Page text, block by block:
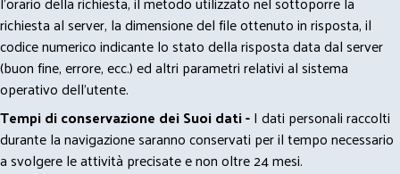
richiesta al server, la dimensione del file ottenuto in risposta, il
codice numerico indicante lo stato della risposta data dal server
(buon fine, errore, ecc.) ed altri parametri relativi al sistema
operativo dell'utente.
Tempi di conservazione dei Suoi dati -I dati personali raccolti
durante la navigazione saranno conservati per il tempo necessario
a svolgere le attività precisate e non oltre 24 mesi.